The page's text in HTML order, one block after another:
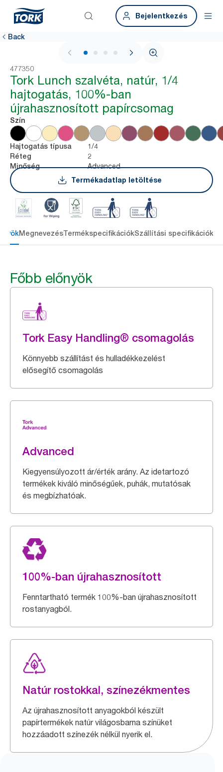
Bejelentkezés
Back
1 / 4
477350
Tork Lunch szalvéta, natúr, 1/4
hajtogatás, 100%-ban
újrahasznosított papírcsomag
Szín
Hajtogatás típusa 1/4
Réteg 2
Minőség
Advanced
Termékadatlap letöltése
MegnevezésTermékspecifikációkSzállítási specifikációk
Főbb előnyök
Tork Easy Handling® csomagolás
Könnyebb szállítást és hulladékkezelést
elősegítő csomagolás
Advanced
Kiegyensúlyozott ár/érték arány. Az idetartozó
termékek kiváló minőségűek, puhák, mutatósak
és megbízhatóak.
100%-ban újrahasznosított
Fenntartható termék 100%-ban újrahasznosított
rostanyagból.
Natúr rostokkal, színezékmentes
Az újrahasznosított anyagokból készült
papírtermékek natúr világosbarna színüket
hozzáadott színezék nélkül nyerik el.